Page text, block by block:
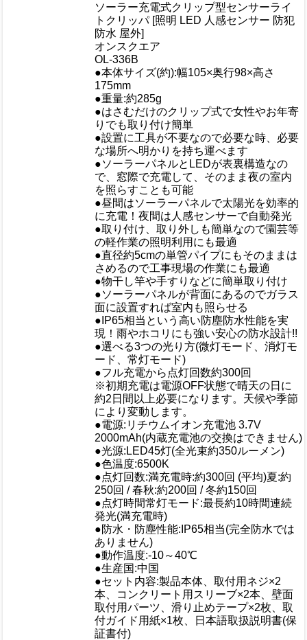
ソーラー充電式クリップ型センサーライ
トクリッパ [照明 LED 人感センサー 防犯
防水 屋外]
オンスクエア
OL-336B
●本体サイズ(約):幅105×奥行98×高さ
175mm
●重量:約285g
●はさむだけのクリップ式で女性やお年寄
りでも取り付け簡単
●設置に工具が不要なので必要な時、必要
な場所へ明かりを持ち運べます
●ソーラーパネルとLEDが表裏構造なの
で、窓際で充電して、そのまま夜の室内
を照らすことも可能
●昼間はソーラーパネルで太陽光を効率的
に充電！夜間は人感センサーで自動発光
●取り付け、取り外しも簡単なので園芸等
の軽作業の照明利用にも最適
●直径約5cmの単管パイプにもそのままは
さめるので工事現場の作業にも最適
●物干し竿や手すりなどに簡単取り付け
●ソーラーパネルが背面にあるのでガラス
面に設置すれば室内も照らせる
●IP65相当という高い防塵防水性能を実
現！雨やホコリにも強い安心の防水設計!!
●選べる3つの光り方(微灯モード、消灯モ
ード、常灯モード)
●フル充電から点灯回数約300回
※初期充電は電源OFF状態で晴天の日に
約2日間以上必要になります。天候や季節
により変動します。
●電源:リチウムイオン充電池 3.7V
2000mAh(内蔵充電池の交換はできません)
●光源:LED45灯(全光束約350ルーメン)
●色温度:6500K
●点灯回数:満充電時:約300回 (平均)夏:約
250回 / 春秋:約200回 / 冬約150回
●点灯時間常灯モード:最長約10時間連続
発光(満充電時)
●防水・防塵性能:IP65相当(完全防水では
ありません)
●動作温度:-10～40℃
●生産国:中国
●セット内容:製品本体、取付用ネジ×2
本、コンクリート用スリーブ×2本、壁面
取付用パーツ、滑り止めテープ×2枚、取
付ガイド用紙×1枚、日本語取扱説明書(保
証書付)